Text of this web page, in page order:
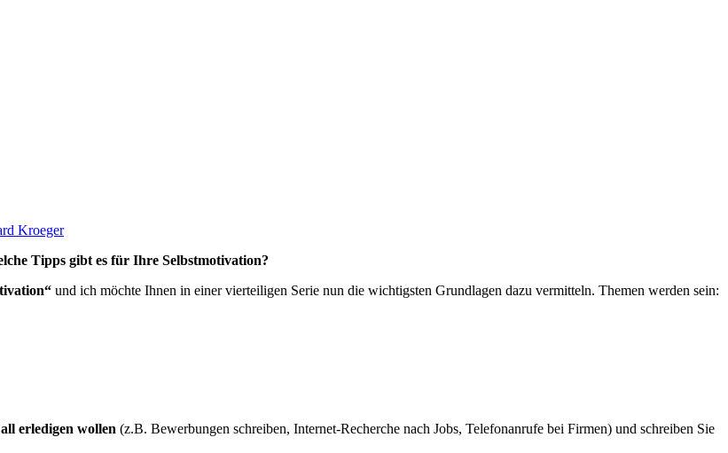
Kroeger
Tipps gibt es für Ihre Selbstmotivation?
und ich möchte Ihnen in einer vierteiligen Serie nun die wichtigsten Grundlagen dazu vermitteln. Themen werden sein:
erledigen wollen (z.B. Bewerbungen schreiben, Internet-Recherche nach Jobs, Telefonanrufe bei Firmen) und schreiben Sie